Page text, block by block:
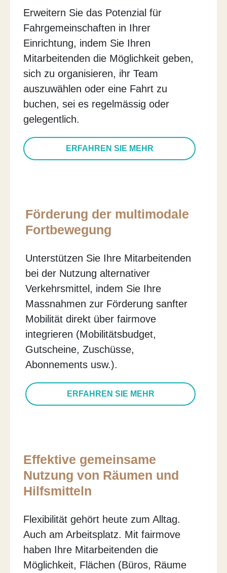
Erweitern Sie das Potenzial für
Fahrgemeinschaften in Ihrer
Einrichtung, indem Sie Ihren
Mitarbeitenden die Möglichkeit geben,
sich zu organisieren, ihr Team
auszuwählen oder eine Fahrt zu
buchen, sei es regelmässig oder
gelegentlich.
ERFAHREN SIE MEHR
Förderung der multimodale
Fortbewegung
Unterstützen Sie Ihre Mitarbeitenden
bei der Nutzung alternativer
Verkehrsmittel, indem Sie Ihre
Massnahmen zur Förderung sanfter
Mobilität direkt über fairmove
integrieren (Mobilitätsbudget,
Gutscheine, Zuschüsse,
Abonnements usw.).
ERFAHREN SIE MEHR
Effektive gemeinsame
Nutzung von Räumen und
Hilfsmitteln
Flexibilität gehört heute zum Alltag.
Auch am Arbeitsplatz. Mit fairmove
haben Ihre Mitarbeitenden die
Möglichkeit, Flächen (Büros, Räume